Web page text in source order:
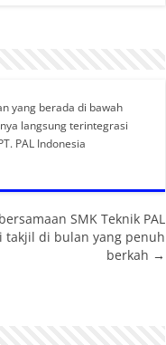
yang berada di bawah
langsung terintegrasi
PAL Indonesia
SMK Teknik PAL
takjil di bulan yang penuh
berkah →